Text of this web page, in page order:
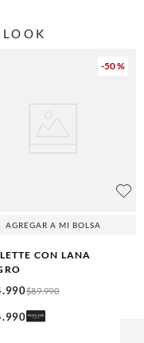
-50 %
AGREGAR A MI BOLSA
CON LANA
.990$89.990
.990